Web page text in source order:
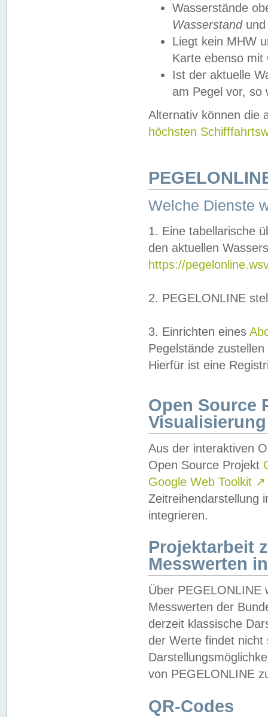
Wasserstände
Wasserstandund
Liegt kein MHW
Karte ebenso mit
Ist der aktuelle
am Pegel vor,
Alternativ können die
höchsten
Welche Dienste
1. Eine tabellarische
den aktuellen
https://
2. PEGELONLINE
3. Einrichten eines
Pegelstände
Hierfür ist eine
Open Source
Visualisierung
Aus der interaktiven
Open Source Projekt
Google Web Toolkit ↗
Zeitreihendarstellung
integrieren.
Projektarbeit
Messwerten
Über PEGELONLINE
Messwerten der
derzeit klassische
der Werte findet
von PEGELONLINE
QR-Codes